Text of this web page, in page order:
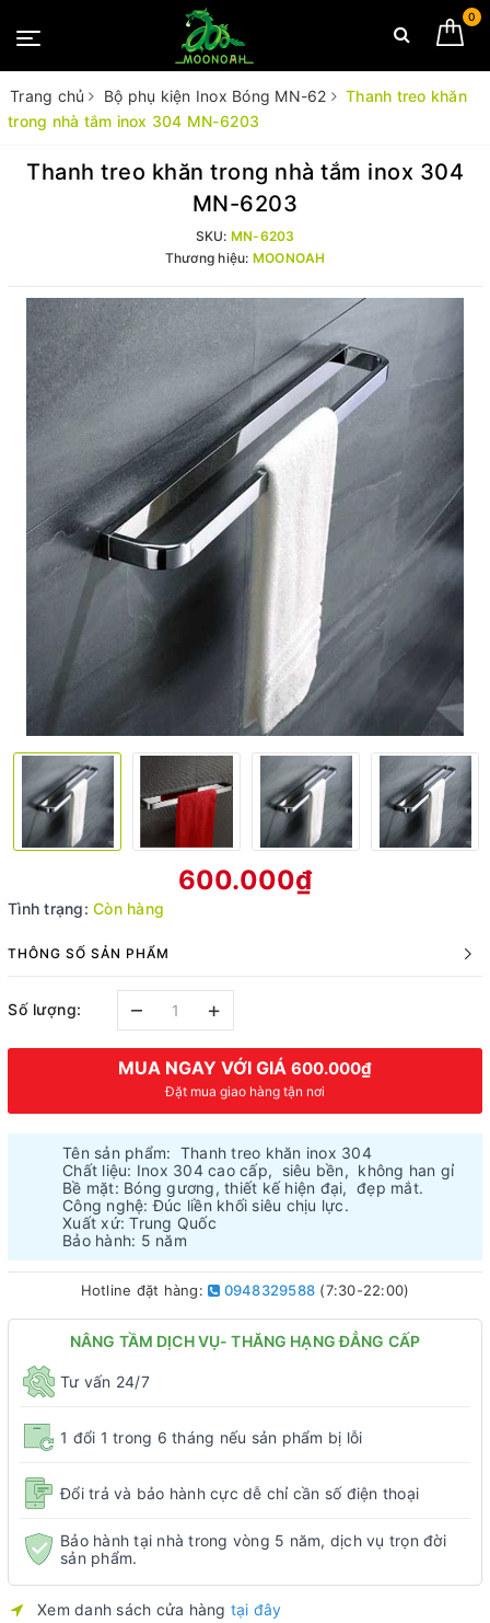
0
Trang chủ Bộ phụ kiện Inox Bóng MN-62
Thanh treo khăn
trong nhà tắm inox 304 MN-6203
Thanh treo khăn trong nhà tắm inox 304
MN-6203
SKU: MN-6203
Thương hiệu: MOONOAH
600.000₫
Tình trạng: Còn hàng
THÔNG SỐ SẢN PHẨM
Số lượng: – +
MUA NGAY VỚI GIÁ 600.000₫
Đặt mua giao hàng tận nơi
Tên sản phẩm: Thanh treo khăn inox 304
Chất liệu: Inox 304 cao cấp, siêu bền, không han gỉ
Bề mặt: Bóng gương, thiết kế hiện đại, đẹp mắt.
Công nghệ: Đúc liền khối siêu chịu lực.
Xuất xứ: Trung Quốc
Bảo hành: 5 năm
Hotline đặt hàng: 0948329588 (7:30-22:00)
NÂNG TẦM DỊCH VỤ- THĂNG HẠNG ĐẲNG CẤP
Tư vấn 24/7
1 đổi 1 trong 6 tháng nếu sản phẩm bị lỗi
Đổi trả và bảo hành cực dễ chỉ cần số điện thoại
Bảo hành tại nhà trong vòng 5 năm, dịch vụ trọn đời
sản phẩm.
Xem danh sách cửa hàng tại đây